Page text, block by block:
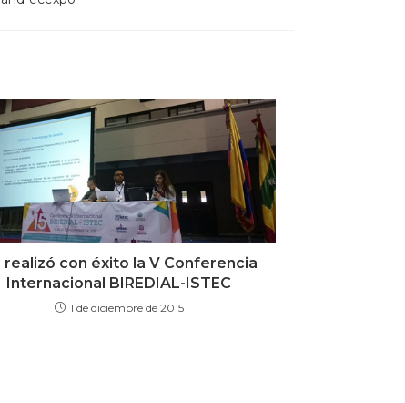
realizó con éxito la V Conferencia
Internacional BIREDIAL-ISTEC
1 de diciembre de 2015